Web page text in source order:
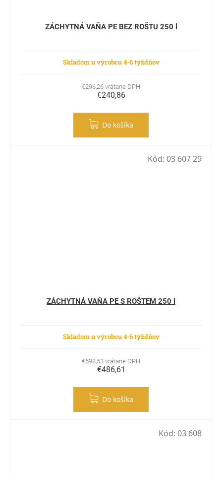
ZÁCHYTNÁ VAŇA PE BEZ ROŠTU 250 l
Skladom u výrobcu 4-6 týždňov
€296,26 vrátane DPH
€240,86
Do košíka
ZÁCHYTNÁ VAŇA PE S ROŠTEM 250 l
Skladom u výrobcu 4-6 týždňov
€598,53 vrátane DPH
€486,61
Do košíka
Kód: 03 607 29
Kód: 03 608